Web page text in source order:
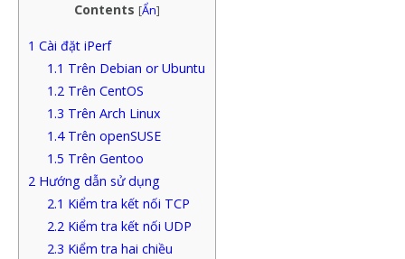
Contents [Ẩn]
1 Cài đặt iPerf
1.1 Trên Debian or Ubuntu
1.2 Trên CentOS
1.3 Trên Arch Linux
1.4Trên openSUSE
1.5 Trên Gentoo
2 Hướng dẫn sử dụng
2.1 Kiểm tra kết nối TCP
2.2 Kiểm tra kết nối UDP
2.3 Kiểm tra hai chiều